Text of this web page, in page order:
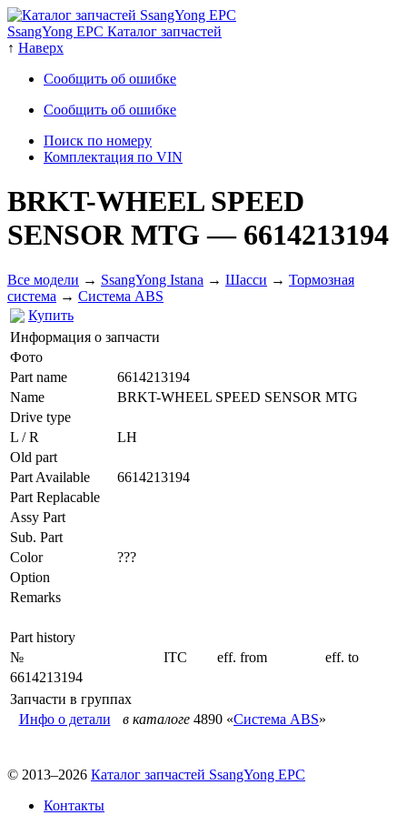
SsangYong EPC Каталог запчастей
↑ Наверх
Сообщить об ошибке
Сообщить об ошибке
Поиск по номеру
Комплектация по VIN
BRKT-WHEEL SPEED
SENSOR MTG— 6614213194
Все модели → SsangYong Istana → Шасси → Тормозная
система → Система ABS
Купить
Информация о запчасти
Фото
Part name
6614213194
Name
BRKT-WHEEL SPEED SENSOR MTG
Drive type
L / R
LH
Old part
Part Available
6614213194
Part Replacable
Assy Part
Sub. Part
Color
???
Option
Remarks
Part history
№
ITC eff. from
eff. to
6614213194
Запчасти в группах
Инфо о детали
в каталоге 4890 «Система ABS»
© 2013–2026 Каталог запчастей SsangYong EPC
Контакты